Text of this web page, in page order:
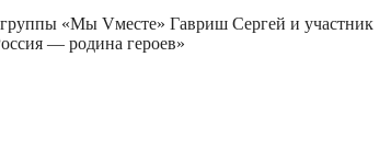
«Мы Vместе» Гавриш Сергей и участник
— родина героев»